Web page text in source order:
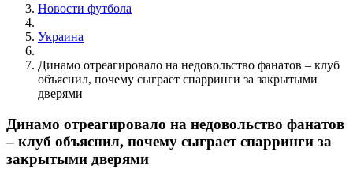
Новости футбола
Украина
Динамо отреагировало на недовольство фанатов – клуб
объяснил, почему сыграет спарринги за закрытыми
дверями
Динамо отреагировало на недовольство фанатов
– клуб объяснил, почему сыграет спарринги за
закрытыми дверями